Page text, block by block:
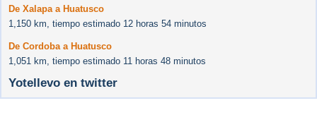
De Xalapa a Huatusco
1,150 km, tiempo estimado 12 horas 54 minutos
De Cordoba a Huatusco
1,051 km, tiempo estimado 11 horas 48 minutos
Yotellevo en twitter